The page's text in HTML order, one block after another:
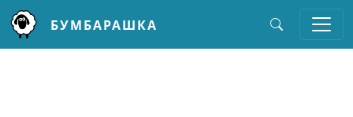
БУМБАРАШКА